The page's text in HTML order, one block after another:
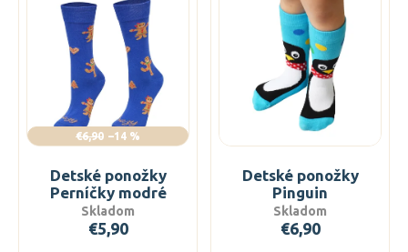
o
€6,90 –14 %
Detské ponožky
Perníčky modré
Skladom
€5,90
Detské ponožky
Pinguin
Skladom
€6,90